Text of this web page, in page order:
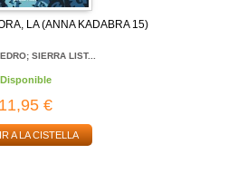
LA (ANNA KADABRA 15)
SIERRA LIST...
Disponible
11,95 €
A LA CISTELLA